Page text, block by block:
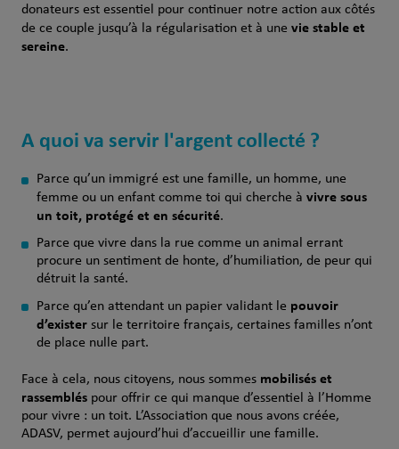
donateurs est essentiel pour continuer notre action aux côtés
de ce couple jusqu’à la régularisation et à une vie stable et
sereine.
A quoi va servir l'argent collecté ?
Parce qu’un immigré est une famille, un homme, une
femme ou un enfant comme toi qui cherche à vivre sous
un toit, protégé et en sécurité.
Parce que vivre dans la rue comme un animal errant
procure un sentiment de honte, d’humiliation, de peur qui
détruit la santé.
Parce qu’en attendant un papier validant le pouvoir
d’exister sur le territoire français, certaines familles n’ont
de place nulle part.
Face à cela, nous citoyens, nous sommes mobilisés et
rassembléspour offrir ce qui manque d’essentiel à l’Homme
pour vivre : un toit. L’Association que nous avons créée,
ADASV, permet aujourd’hui d’accueillir une famille.